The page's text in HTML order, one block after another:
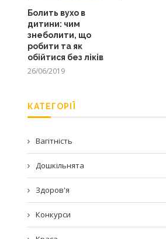
Болить вухо в
дитини: чим
знеболити, що
робити та як
обійтися без ліків
26/06/2019
КАТЕГОРІЇ
Вагітність
Дошкільнята
Здоров'я
Конкурси